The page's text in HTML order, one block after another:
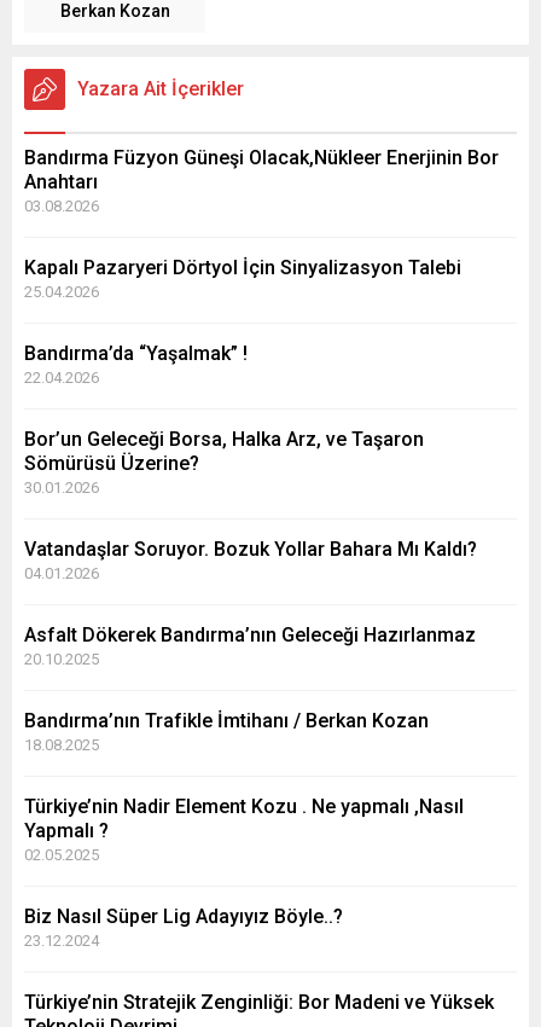
Berkan Kozan
Yazara Ait İçerikler
Bandırma Füzyon Güneşi Olacak,Nükleer Enerjinin Bor
Anahtarı
03.08.2026
Kapalı Pazaryeri Dörtyol İçin Sinyalizasyon Talebi
25.04.2026
Bandırma’da “Yaşalmak” !
22.04.2026
Bor’un Geleceği Borsa, Halka Arz, ve Taşaron
Sömürüsü Üzerine?
30.01.2026
Vatandaşlar Soruyor. Bozuk Yollar Bahara Mı Kaldı?
04.01.2026
Asfalt Dökerek Bandırma’nın Geleceği Hazırlanmaz
20.10.2025
Bandırma’nın Trafikle İmtihanı / Berkan Kozan
18.08.2025
Türkiye’nin Nadir Element Kozu . Ne yapmalı ,Nasıl
Yapmalı ?
02.05.2025
Biz Nasıl Süper Lig Adayıyız Böyle..?
23.12.2024
Türkiye’nin Stratejik Zenginliği: Bor Madeni ve Yüksek